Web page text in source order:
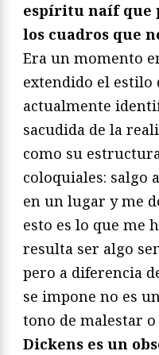
espíritu naíf que
los cuadros que
Era un momento
extendido el estilo
actualmente
sacudida de la
como su
coloquiales: salgo
en un lugar y me
esto es lo que me
resulta ser algo
pero a diferencia
se impone no es
tono de malestar
Dickens es un